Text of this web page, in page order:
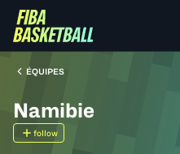
ÉQUIPES
Namibie
follow